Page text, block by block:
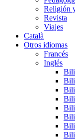
Religión
Revista
Viajes
Català
Otros idiomas
Francés
Inglés